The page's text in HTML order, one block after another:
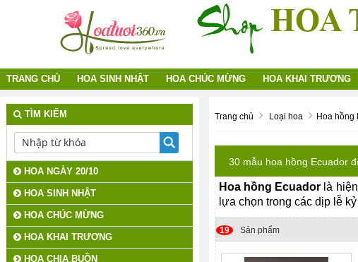
TRANG CHỦ HOA SINH NHẬT HOA CHÚC MỪNG HOA KHAI TRƯƠNG
Trang chủ Loại hoa Hoa hồng
30 mẫu hoa hồng Ecuador
Hoa hồng Ecuador là
lựa chọn trong các dịp lễ
19 Sản phẩm
TÌM KIẾM
HOA NGÀY 20/10
HOA SINH NHẬT
HOA CHÚC MỪNG
HOA KHAI TRƯƠNG
HOA CHIA BUỒN